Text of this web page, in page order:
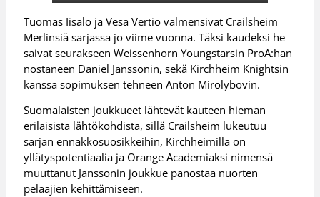
Tuomas Iisalo ja Vesa Vertio valmensivat Crailsheim
Merlinsiä sarjassa jo viime vuonna. Täksi kaudeksi he
saivat seurakseen Weissenhorn Youngstarsin ProA:han
nostaneen Daniel Janssonin, sekä Kirchheim Knightsin
kanssa sopimuksen tehneen Anton Mirolybovin.
Suomalaisten joukkueet lähtevät kauteen hieman
erilaisista lähtökohdista, sillä Crailsheim lukeutuu
sarjan ennakkosuosikkeihin, Kirchheimilla on
yllätyspotentiaalia ja Orange Academiaksi nimensä
muuttanut Janssonin joukkue panostaa nuorten
pelaajien kehittämiseen.